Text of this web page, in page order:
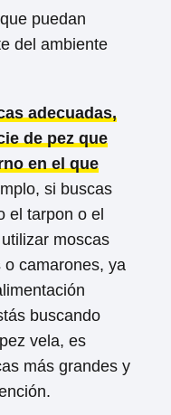
puedan
del ambiente
adecuadas,
de pez que
en el que
si buscas
el tarpon o el
moscas
camarones, ya
buscando
vela, es
más grandes y